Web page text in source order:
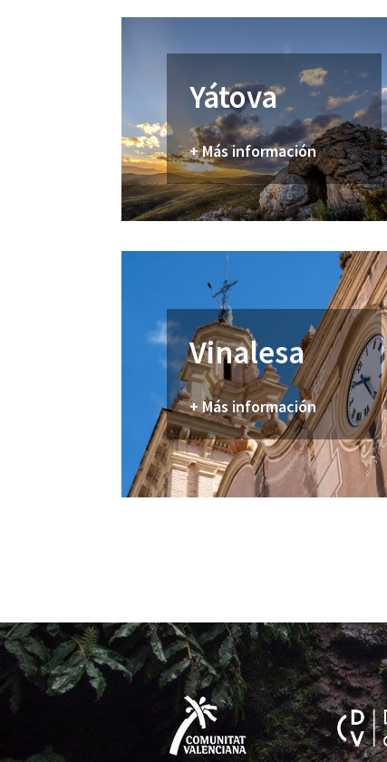
Yátova
+ Más información
Vinalesa
+ Más información